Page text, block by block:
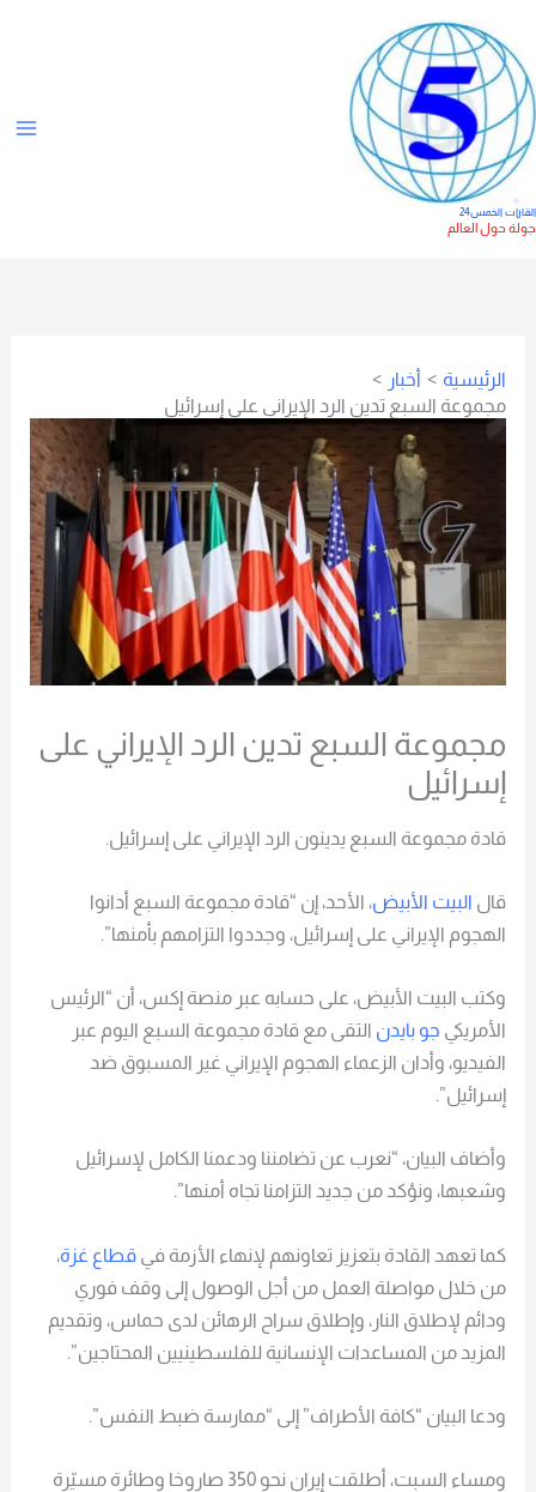
الخمس24
حول العالم
الرئيسية
أخبار
مجموعة السبع تدين الرد الإيراني على إسرائيل
مجموعة السبع تدين الرد الإيراني على
إسرائيل
قادة مجموعة السبع يدينون الرد الإيراني على إسرائيل.
قالالبيت الأبيض، الأحد، إن “قادة مجموعة السبع أدانوا
الهجوم الإيراني على إسرائيل، وجددوا التزامهم بأمنها”.
وكتب البيت الأبيض، على حسابه عبر منصة إكس، أن “الرئيس
الأمريكي جو بايدنالتقى مع قادة مجموعة السبع اليوم عبر
الفيديو، وأدان الزعماء الهجوم الإيراني غير المسبوق ضد
إسرائيل”.
وأضاف البيان، “نعرب عن تضامننا ودعمنا الكامل لإسرائيل
وشعبها، ونؤكد من جديد التزامنا تجاه أمنها”.
كما تعهد القادة بتعزيز تعاونهم لإنهاء الأزمة في قطاع غزة،
من خلال مواصلة العمل من أجل الوصول إلى وقف فوري
ودائم لإطلاق النار، وإطلاق سراح الرهائن لدى حماس، وتقديم
المزيد من المساعدات الإنسانية للفلسطينيين المحتاجين”.
ودعا البيان “كافة الأطراف” إلى “ممارسة ضبط النفس”.
ومساء السبت، أطلقت إيران نحو 350 صاروخا وطائرة مسيّرة
ص
ف
ا